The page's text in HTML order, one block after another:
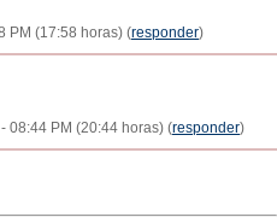
PM (17:58 horas) (responder)
08:44 PM (20:44 horas) (responder)